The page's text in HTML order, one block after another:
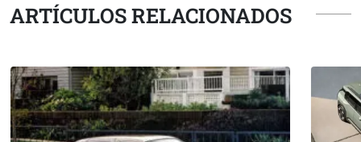
ARTÍCULOS RELACIONADOS